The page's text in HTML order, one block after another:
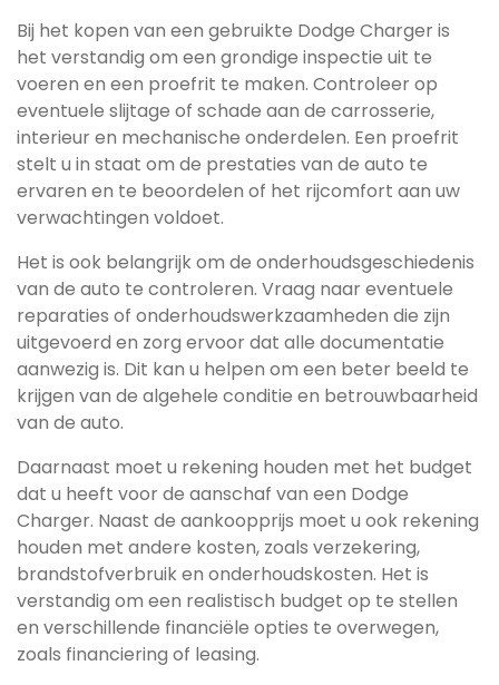
Bij het kopen van een gebruikte Dodge Charger is
het verstandig om een grondige inspectie uit te
voeren en een proefrit te maken. Controleer op
eventuele slijtage of schade aan de carrosserie,
interieur en mechanische onderdelen. Een proefrit
stelt u in staat om de prestaties van de auto te
ervaren en te beoordelen of het rijcomfort aan uw
verwachtingen voldoet.
Het is ook belangrijk om de onderhoudsgeschiedenis
van de auto te controleren. Vraag naar eventuele
reparaties of onderhoudswerkzaamheden die zijn
uitgevoerd en zorg ervoor dat alle documentatie
aanwezig is. Dit kan u helpen om een beter beeld te
krijgen van de algehele conditie en betrouwbaarheid
van de auto.
Daarnaast moet u rekening houden met het budget
dat u heeft voor de aanschaf van een Dodge
Charger. Naast de aankoopprijs moet u ook rekening
houden met andere kosten, zoals verzekering,
brandstofverbruik en onderhoudskosten. Het is
verstandig om een realistisch budget op te stellen
en verschillende financiële opties te overwegen,
zoals financiering of leasing.